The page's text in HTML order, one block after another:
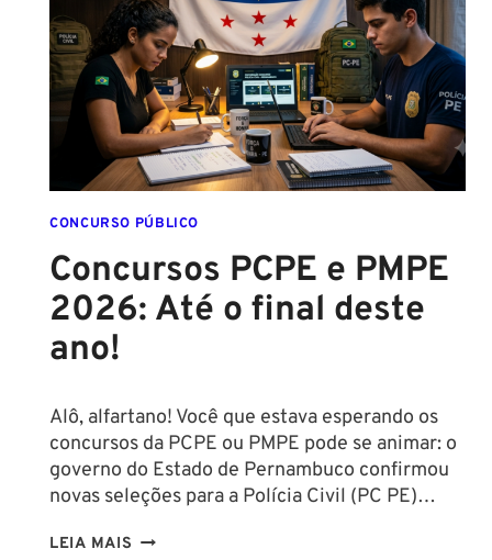
MULHERES
CONCURSO PÚBLICO
Concursos PCPE e PMPE
2026: Até o final deste
ano!
Alô, alfartano! Você que estava esperando os
concursos da PCPE ou PMPE pode se animar: o
governo do Estado de Pernambuco confirmou
novas seleções para a Polícia Civil (PC PE)…
LEIA MAIS CONCURSOS